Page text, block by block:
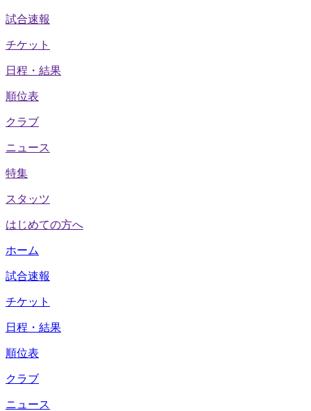
試合速報
チケット
日程・結果
順位表
クラブ
ニュース
特集
スタッツ
はじめての方へ
ホーム
試合速報
チケット
日程・結果
順位表
クラブ
ニュース